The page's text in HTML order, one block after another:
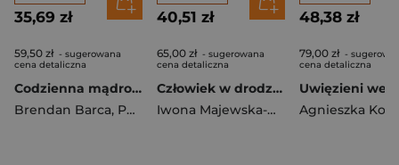
35,69 zł
59,50 zł - sugerowana
cena detaliczna
Codzienna mądrość buddyzmu.366 dni spokoju, radości i uważnego życia
Brendan Barca, Pema Sherpa
40,51 zł
65,00 zł - sugerowana
cena detaliczna
Człowiek w drodze do spełnienia. O uczeniu się życia w sensie i świadomości
Iwona Majewska-Opiełka
48,38 zł
79,00 zł -
cena detaliczna
Agnieszka